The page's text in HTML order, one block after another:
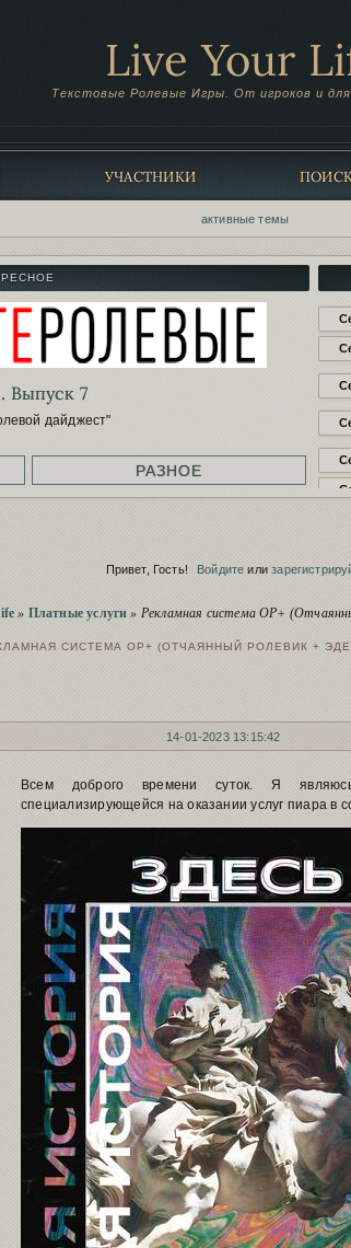
Live Your
Текстовые Ролевые Игры. От игроков и для
УЧАСТНИКИ
активные темы
Выпуск 7
дайджест"
РАЗНОЕ
Привет, Гость! Войдите или
» Платные услуги » Рекламная система ОР+
СИСТЕМА ОР+ (ОТЧАЯННЫЙ РОЛЕВИК +
14-01-2023 13:15:42
Всем доброго времени суток. Я
специализирующейся на оказании услуг пиара в